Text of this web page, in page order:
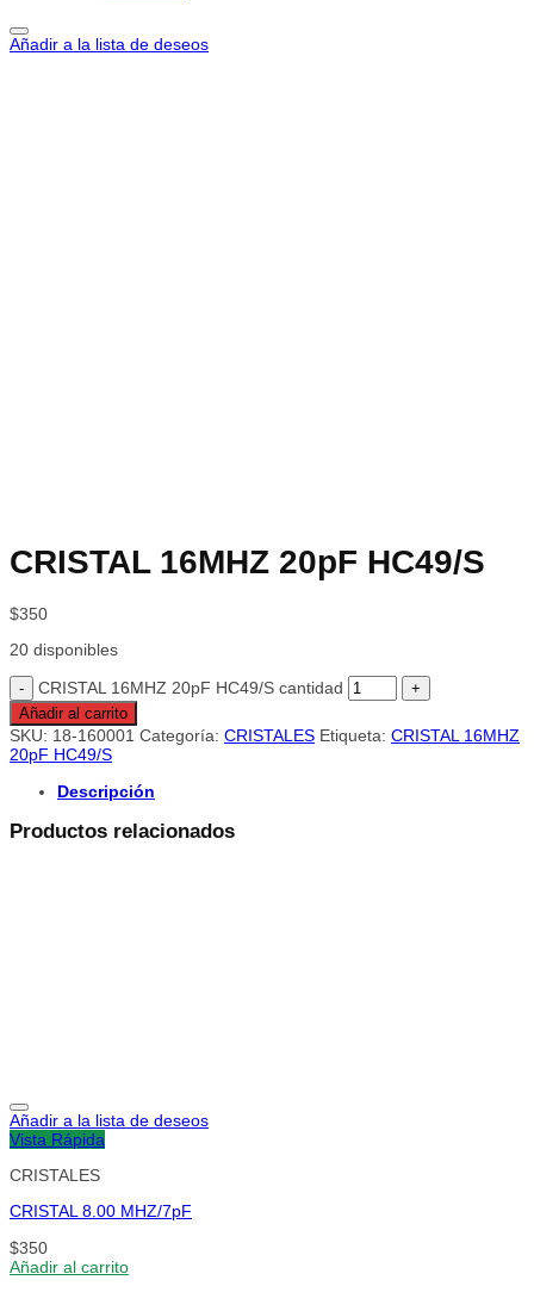
Añadir a la lista de deseos
CRISTAL 16MHZ 20pF HC49/S
$350
20 disponibles
CRISTAL 16MHZ 20pF HC49/S cantidad
Añadir al carrito
SKU: 18-160001 Categoría: CRISTALES Etiqueta: CRISTAL 16MHZ
20pF HC49/S
Descripción
Productos relacionados
Añadir a la lista de deseos
Vista Rápida
CRISTALES
CRISTAL 8.00 MHZ/7pF
$350
Añadir al carrito